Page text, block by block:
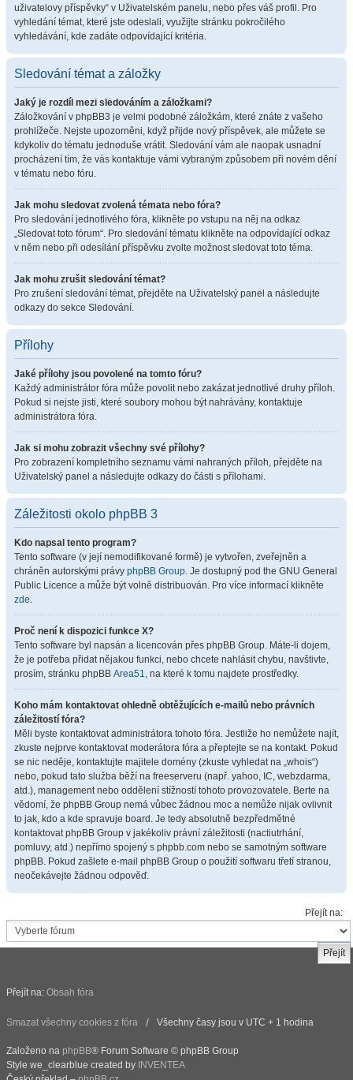
uživatelovy příspěvky“ v Uživatelském panelu, nebo přes váš profil. Pro
vyhledání témat, které jste odeslali, využijte stránku pokročilého
vyhledávání, kde zadáte odpovídající kritéria.
Sledování témat a záložky
Jaký je rozdíl mezi sledováním a záložkami?
Záložkování v phpBB3 je velmi podobné záložkám, které znáte z vašeho
prohlížeče. Nejste upozorněni, když přijde nový příspěvek, ale můžete se
kdykoliv do tématu jednoduše vrátit. Sledování vám ale naopak usnadní
procházení tím, že vás kontaktuje vámi vybraným způsobem při novém dění
v tématu nebo fóru.
Jak mohu sledovat zvolená témata nebo fóra?
Pro sledování jednotlivého fóra, klikněte po vstupu na něj na odkaz
„Sledovat toto fórum“. Pro sledování tématu klikněte na odpovídající odkaz
v něm nebo při odesílání příspěvku zvolte možnost sledovat toto téma.
Jak mohu zrušit sledování témat?
Pro zrušení sledování témat, přejděte na Uživatelský panel a následujte
odkazy do sekce Sledování.
Přílohy
Jaké přílohy jsou povolené na tomto fóru?
Každý administrátor fóra může povolit nebo zakázat jednotlivé druhy příloh.
Pokud si nejste jisti, které soubory mohou být nahrávány, kontaktuje
administrátora fóra.
Jak si mohu zobrazit všechny své přílohy?
Pro zobrazení kompletního seznamu vámi nahraných příloh, přejděte na
Uživatelský panel a následujte odkazy do části s přílohami.
Záležitosti okolo phpBB 3
Kdo napsal tento program?
Tento software (v její nemodifikované formě) je vytvořen, zveřejněn a
chráněn autorskými právy phpBB Group. Je dostupný pod the GNU General
Public Licence a může být volně distribuován. Pro více informací klikněte
zde.
Proč není k dispozici funkce X?
Tento software byl napsán a licencován přes phpBB Group. Máte-li dojem,
že je potřeba přidat nějakou funkci, nebo chcete nahlásit chybu, navštivte,
prosím, stránku phpBB Area51, na které k tomu najdete prostředky.
Koho mám kontaktovat ohledně obtěžujících e-mailů nebo právních
záležitostí fóra?
Měli byste kontaktovat administrátora tohoto fóra. Jestliže ho nemůžete najít,
zkuste nejprve kontaktovat moderátora fóra a přeptejte se na kontakt. Pokud
se nic neděje, kontaktujte majitele domény (zkuste vyhledat na „whois“)
nebo, pokud tato služba běží na freeserveru (např. yahoo, IC, webzdarma,
atd.), management nebo oddělení stížností tohoto provozovatele. Berte na
vědomí, že phpBB Group nemá vůbec žádnou moc a nemůže nijak ovlivnit
to jak, kdo a kde spravuje board. Je tedy absolutně bezpředmětné
kontaktovat phpBB Group v jakékoliv právní záležitosti (nactiutrhání,
pomluvy, atd.) nepřímo spojený s phpbb.com nebo se samotným software
phpBB. Pokud zašlete e-mail phpBB Group o použití softwaru třetí stranou,
neočekávejte žádnou odpověď.
Přejít na:
Přejít na: Obsah fóra
Smazat všechny cookies z fóra Všechny časy jsou v UTC + 1 hodina
Založeno na phpBB® Forum Software © phpBB Group
Style we_clearblue created by INVENTEA